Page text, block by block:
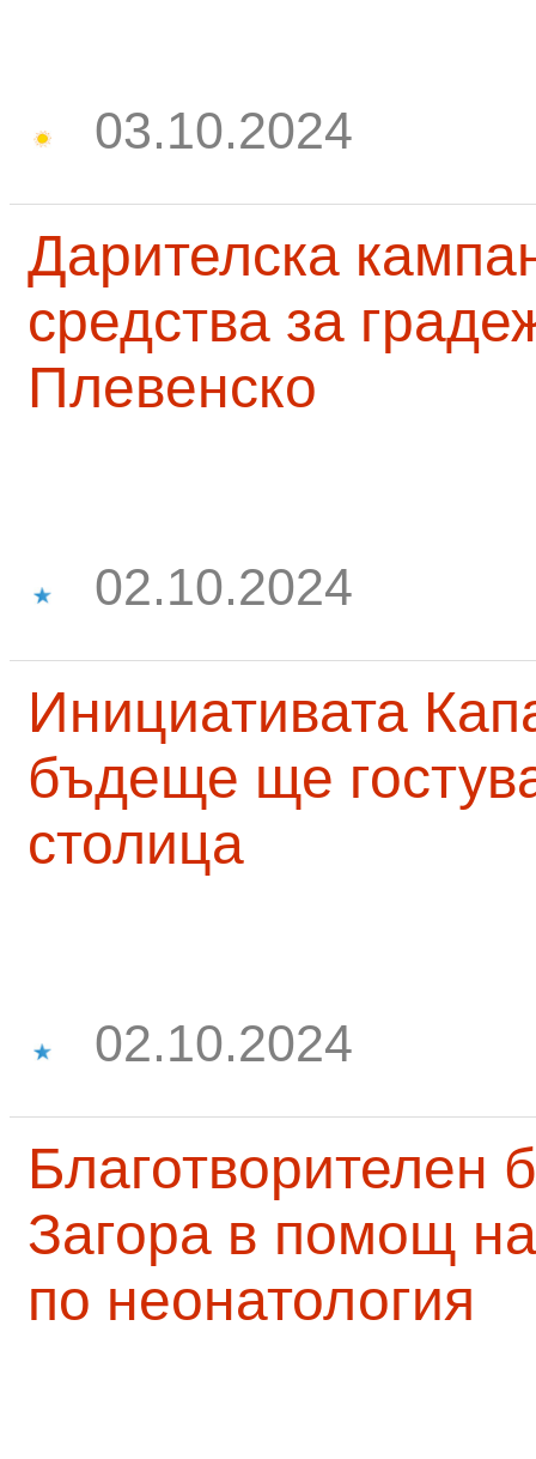
03.10.2024
Дарителска
средства за
Плевенско
02.10.2024
Инициативата
бъдеще ще
столица
02.10.2024
Благотворителен
Загора в помощ
по неонатология